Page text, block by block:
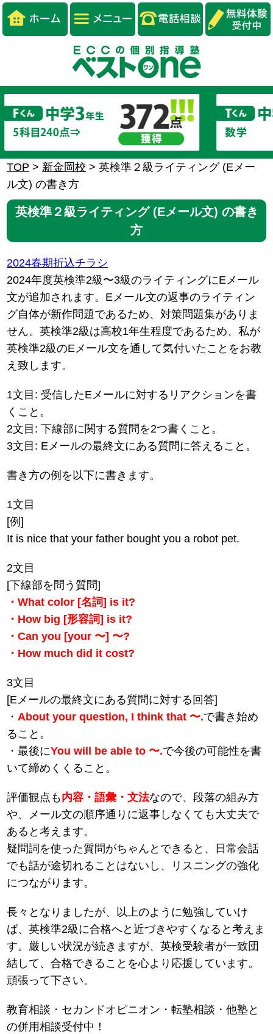
TOP > 新金岡校 >英検準２級ライティング (Eメー
ル文) の書き方
英検準２級ライティング (Eメール文) の書き
方
2024春期折込チラシ
2024年度英検準2級〜3級のライティングにEメール
文が追加されます。Eメール文の返事のライティン
グ自体が新作問題であるため、対策問題集がありま
せん。英検準2級は高校1年生程度であるため、私が
英検準2級のEメール文を通して気付いたことをお教
え致します。
1文目: 受信したEメールに対するリアクションを書
くこと。
2文目: 下線部に関する質問を2つ書くこと。
3文目: Eメールの最終文にある質問に答えること。
書き方の例を以下に書きます。
1文目
[例]
It is nice that your father bought you a robot pet.
2文目
[下線部を問う質問]
・What color [名詞] is it?
・How big [形容詞] is it?
・Can you [your 〜] 〜?
・How much did it cost?
3文目
[Eメールの最終文にある質問に対する回答]
・About your question, I think that 〜.で書き始め
ること。
・最後にYou will be able to 〜.で今後の可能性を書
いて締めくくること。
評価観点も内容・語彙・文法なので、段落の組み方
や、メール文の順序通りに返事しなくても大丈夫で
あると考えます。
疑問詞を使った質問がちゃんとできると、日常会話
でも話が途切れることはないし、リスニングの強化
につながります。
長々となりましたが、以上のように勉強していけ
ば、英検準2級に合格へと近づきやすくなると考えま
す。厳しい状況が続きますが、英検受験者が一致団
結して、合格できることを心より応援しています。
頑張って下さい。
教育相談・セカンドオピニオン・転塾相談・他塾と
の併用相談受付中！